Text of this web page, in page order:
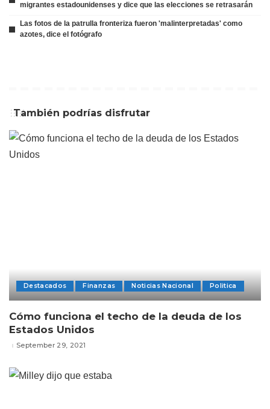
migrantes estadounidenses y dice que las elecciones se retrasarán
Las fotos de la patrulla fronteriza fueron 'malinterpretadas' como
azotes, dice el fotógrafo
También podrías disfrutar
Destacados Finanzas Noticias Nacional Politica
Cómo funciona el techo de la deuda de los
Estados Unidos
September 29, 2021